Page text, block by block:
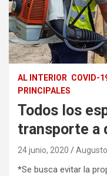
AL INTERIOR COVID-
PRINCIPALES
Todos los
transporte a
24 junio, 2020
*Se busca evitar la